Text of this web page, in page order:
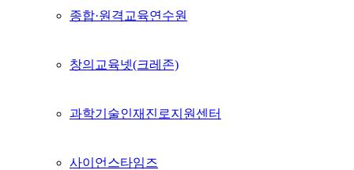
종합·원격교육연수원
창의교육넷(크레존)
과학기술인재진로지원센터
사이언스타임즈